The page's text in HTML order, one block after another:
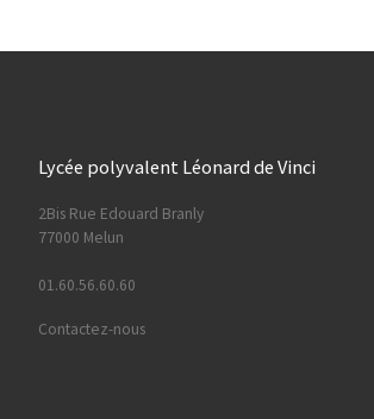
Lycée polyvalent Léonard de Vinci
2Bis Rue Edouard Branly
77000 Melun
01.60.56.60.60
Contactez-nous